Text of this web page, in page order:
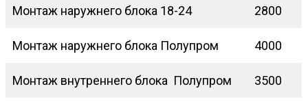
Монтаж наружнего блока 18-24 2800
Монтаж наружнего блока Полупром 4000
Монтаж внутреннего блока Полупром 3500